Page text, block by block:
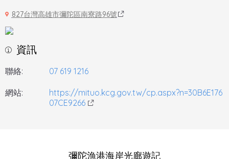
827台灣高雄市彌陀區南寮路96號
資訊
聯絡: 07 619 1216
網站:
https://mituo.kcg.gov.tw/cp.aspx?n=30B6E176
07CE9266
彌陀漁港海岸光廊遊記